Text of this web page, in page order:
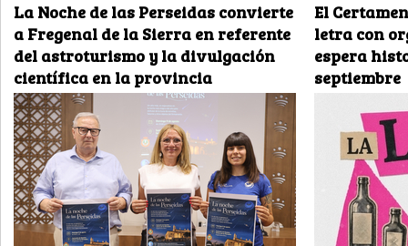
La Noche de las Perseidas convierte
a Fregenal de la Sierra en referente
del astroturismo y la divulgación
científica en la provincia
El
letra con
espera
septiembre